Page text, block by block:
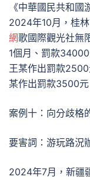
《中華國民共和國
2024年10月，桂
網歌國際觀光社無
1個月、罰款
王某作出罰款
某作出罰款3500
案例十：向分歧格
要害詞：游玩路況
2024年7月，新疆